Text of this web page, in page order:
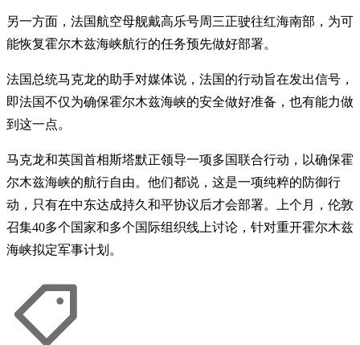
另一方面，法国航空母舰戴高乐号周三正驶往红海南部，为可
能恢复霍尔木兹海峡航行的任务预先做好部署。
法国总统马克龙的助手对媒体说，法国的行动旨在发出信号，
即法国不仅为确保霍尔木兹海峡的安全做好准备，也有能力做
到这一点。
马克龙和英国首相斯塔默正领导一项多国联合行动，以确保霍
尔木兹海峡的航行自由。他们都说，这是一项纯粹的防御行
动，只有在中东达成持久和平协议后才会部署。上个月，伦敦
召集40多个国家和多个国际组织线上讨论，针对重开霍尔木兹
海峡拟定军事计划。